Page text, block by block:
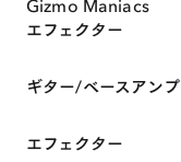
エフェクター
ギター/ベースアンプ
エフェクター